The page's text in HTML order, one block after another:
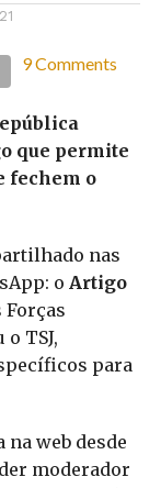
9 Comments
que permite
fechem o
nas
o Artigo
TSJ,
para
na web desde
moderador